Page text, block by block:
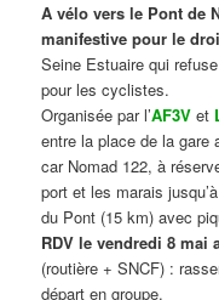
A vélo vers le Pont de
manifestive pour le
Seine Estuaire qui
pour les cyclistes.
Organisée par l’AF3V et
entre la place de la gare
car Nomad 122, à
port et les marais
du Pont (15 km) avec
RDV le vendredi 8 mai
(routière + SNCF) :
départ en groupe.